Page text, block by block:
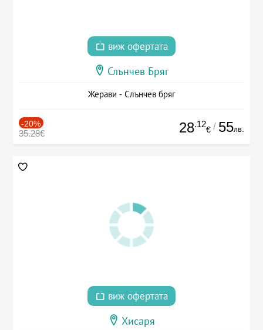
виж офертата
Слънчев Бряг
Жерави - Слънчев бряг
-20%
35.28€ 28.12
€ / 55лв.
виж офертата
Хисаря